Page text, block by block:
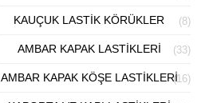
KAUÇUK LASTIK KÖRÜKLER (8)
AMBAR KAPAK LASTIKLERI (33)
AMBAR KAPAK KÖŞE LASTIKLERI(16)